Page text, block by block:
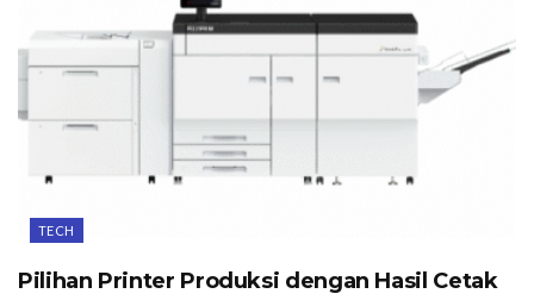
TECH
Pilihan Printer Produksi dengan Hasil Cetak